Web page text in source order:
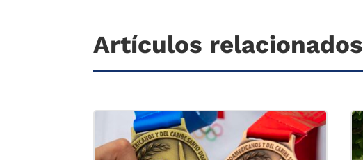
Artículos relacionados